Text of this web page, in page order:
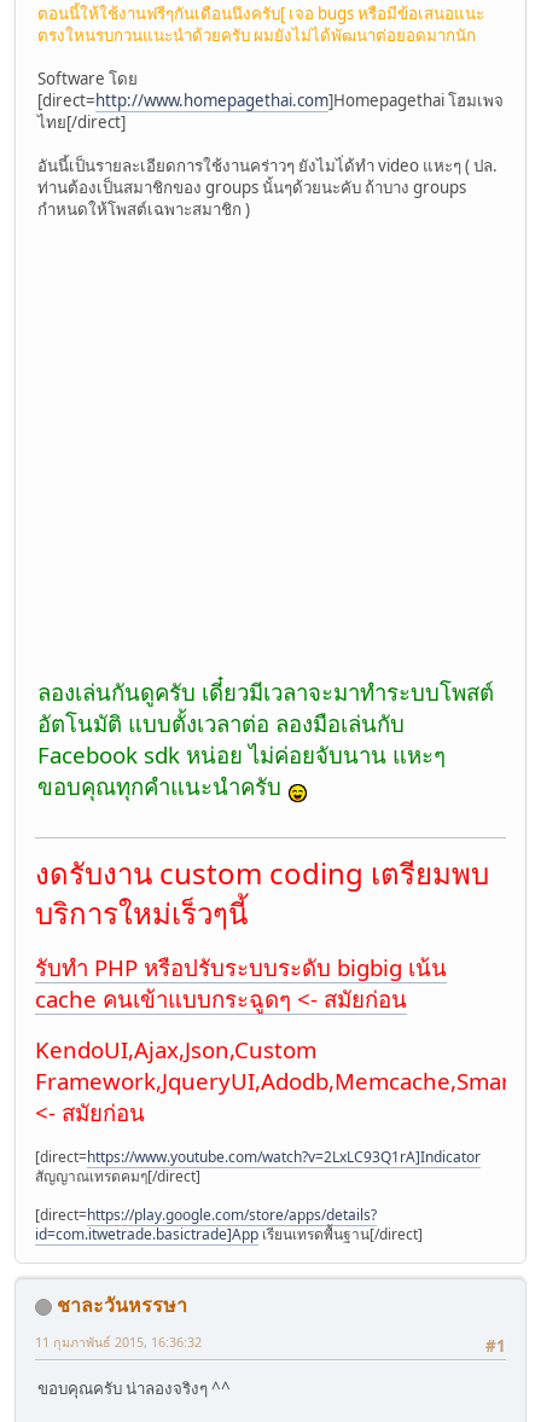
ตอนนี้ให้ใช้งานฟรีๆกันเดือนนึงครับ[ เจอ bugs หรือมีข้อเสนอแนะ
ตรงใหนรบกวนแนะนำด้วยครับ ผมยังไม่ได้พัฒนาต่อยอดมากนัก
Software โดย
[direct=http://www.homepagethai.com]Homepagethai โฮมเพจ
ไทย[/direct]
อันนี้เป็นรายละเอียดการใช้งานคร่าวๆ ยังไมไ่ด้ทำ video แหะๆ ( ปล.
ท่านต้องเป็นสมาชิกของ groups นั้นๆด้วยนะคับ ถ้าบาง groups
กำหนดให้โพสต์เฉพาะสมาชิก )
ลองเล่นกันดูครับ เดี๋ยวมีเวลาจะมาทำระบบโพสต์
อัตโนมัติ แบบตั้งเวลาต่อ ลองมือเล่นกับ
Facebook sdk หน่อย ไม่ค่อยจับนาน แหะๆ
ขอบคุณทุกคำแนะนำครับ
งดรับงาน custom coding เตรียมพบ
บริการใหม่เร็วๆนี้
รับทำ PHP หรือปรับระบบระดับ bigbig เน้น
cache คนเข้าแบบกระฉูดๆ <- สมัยก่อน
KendoUI,Ajax,Json,Custom
Framework,JqueryUI,Adodb,Memcache,Smarty
<- สมัยก่อน
[direct=https://www.youtube.com/watch?v=2LxLC93Q1rA]Indicator
สัญญาณเทรดคมๆ[/direct]
[direct=https://play.google.com/store/apps/details?
id=com.itwetrade.basictrade]App เรียนเทรดพื้นฐาน[/direct]
ชาละวันหรรษา
#1
11 กุมภาพันธ์ 2015, 16:36:32
ขอบคุณครับ น่าลองจริงๆ ^^